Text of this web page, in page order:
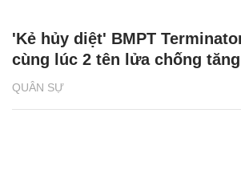
QUÂN SỰ
'Kẻ hủy diệt' BMPT
cùng lúc 2 tên lửa chống tăng